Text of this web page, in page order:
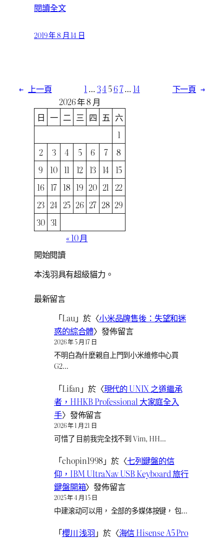
閱讀全文
2019 年 8 月 14 日
← 上一頁 1…34567…14 下一頁 →
2026 年 8 月
日 一 二 三 四 五 六
1
2
3 4 5 6 7
8
9
10 11 12 13 14 15
16 17 18 19 20 21 22
23 24 25 26 27 28 29
30 31
« 10 月
開始閱讀
本浅羽具有超級貓力。
最新留言
「Lau」於〈小米品牌售後：失望和迷
惑的綜合體〉發佈留言
2026 年 5 月 17 日
不明白為什麼親自上門到小米維修中心買
G2…
「Lifan 」於〈現代的 UNIX 之道繼承
者，HHKB Professional 大家庭全入
手〉發佈留言
2026 年 1 月 21 日
可惜了 目前我完全找不到 Vim, HH…
「chopin1998 」於〈七列鍵盤的信
仰，IBM UltraNav USB Keyboard 旅行
鍵盤開箱〉發佈留言
2025 年 4 月 15 日
中建滚动可以用， 全部的多媒体按键， 包…
「櫻川 浅羽 」於〈海信 Hisense A5 Pro